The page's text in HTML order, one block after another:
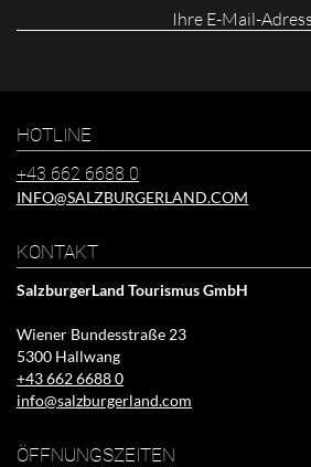
HOTLINE
+43 662 6688 0
INFO@SALZBURGERLAND.COM
KONTAKT
SalzburgerLand Tourismus GmbH
Wiener Bundesstraße 23
5300 Hallwang
+43 662 6688 0
info@salzburgerland.com
ÖFFNUNGSZEITEN